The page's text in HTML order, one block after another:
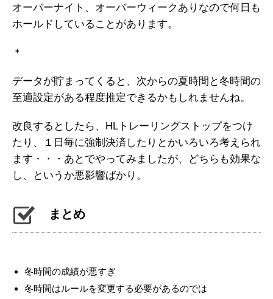
オーバーナイト、オーバーウィークありなので何日も
ホールドしていることがあります。
＊
データが貯まってくると、次からの夏時間と冬時間の
至適設定がある程度推定できるかもしれませんね。
改良するとしたら、HLトレーリングストップをつけ
たり、１日毎に強制決済したりとかいろいろ考えられ
ます・・・あとでやってみましたが、どちらも効果な
し、というか悪影響ばかり。
まとめ
冬時間の成績が悪すぎ
冬時間はルールを変更する必要があるのでは